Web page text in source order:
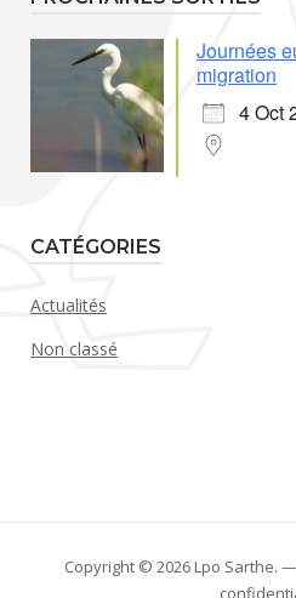
Journées
migration
4 Oct
CATÉGORIES
Actualités
Non classé
Copyright © 2026 Lpo Sarthe.